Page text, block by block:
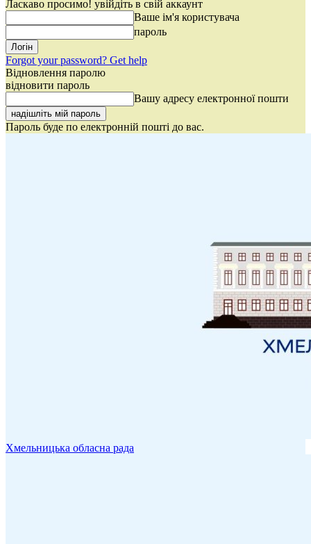
Ласкаво просимо! увійдіть в свій аккаунт
Ваше ім'я користувача
пароль
Forgot your password? Get help
Відновлення паролю
відновити пароль
Вашу адресу електронної пошти
Пароль буде по електронній пошті до вас.
Хмельницька обласна рада